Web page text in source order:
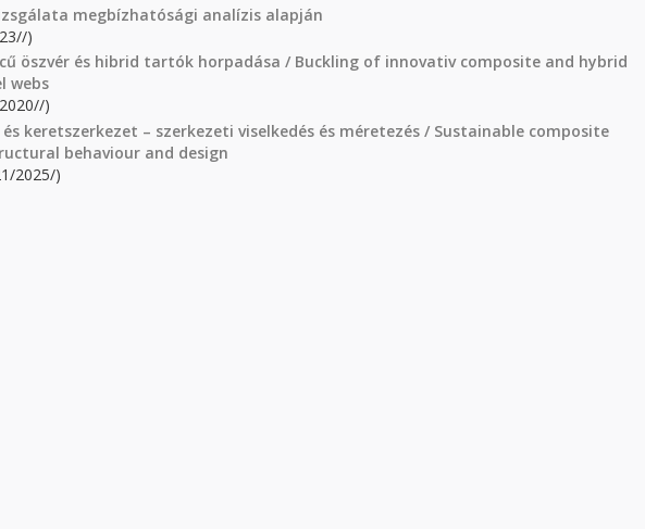
megbízhatósági analízis alapján
)
öszvér és hibrid tartók horpadása / Buckling of innovativ composite and hybrid
webs
)
keretszerkezet – szerkezeti viselkedés és méretezés / Sustainable composite
behaviour and design
2025/)